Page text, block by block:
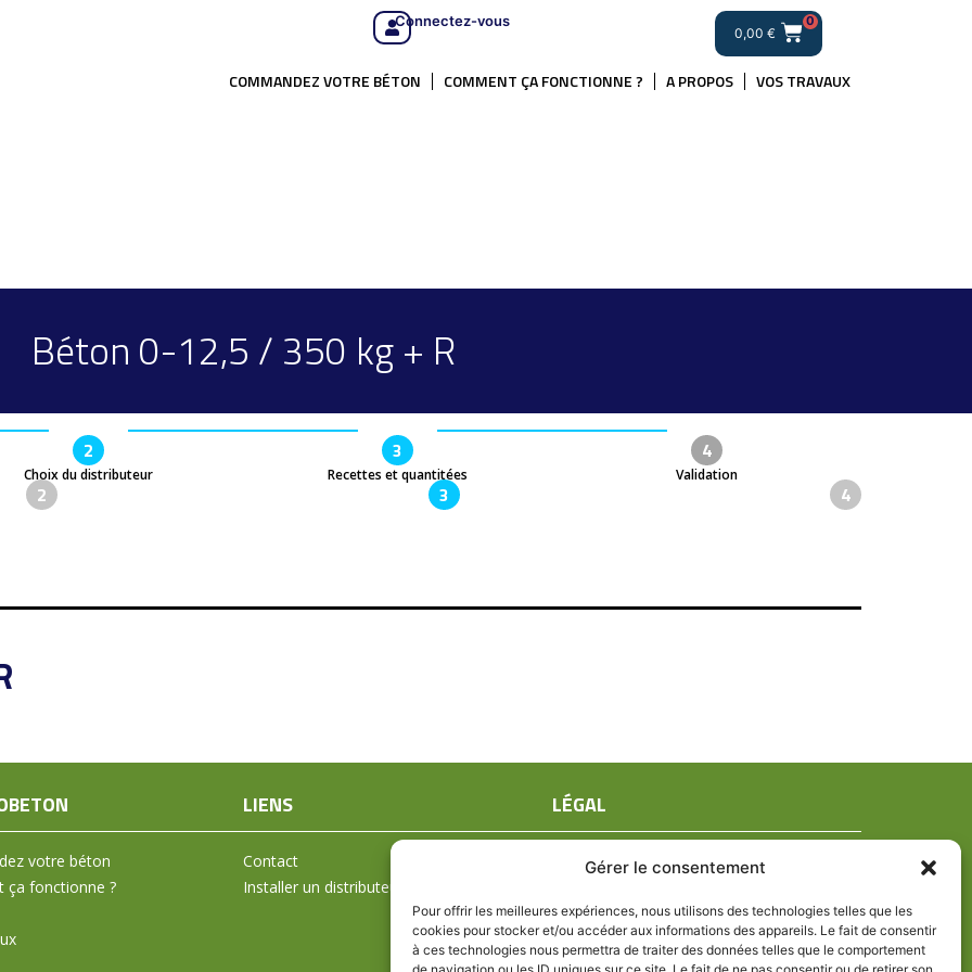
Gérer le consentement
Pour offrir les meilleures expériences, nous utilisons des technologies telles que les
cookies pour stocker et/ou accéder aux informations des appareils. Le fait de consentir
à ces technologies nous permettra de traiter des données telles que le comportement
Connectez-vous
0,00 €
0
COMMANDEZ VOTRE BÉTON COMMENT ÇA FONCTIONNE ? A PROPOS VOS TRAVAUX
Béton 0-12,5 / 350 kg + R
2
Choix du distributeur
3
Recettes et quantitées
4
Validation
2 3 4
votre béton
ça fonctionne ?
LIENS
Contact
Installer un distributeur
LÉGAL
Mentions légales
Politique de confidentialité
Politique de cookies (UE)